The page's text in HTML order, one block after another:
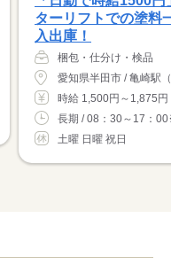
ターリフトでの塗料
入出庫！
梱包・仕分け・検品
愛知県半田市 / 亀崎駅
時給 1,500円～1,875円
長期 / 08：30～17：
土曜 日曜 祝日